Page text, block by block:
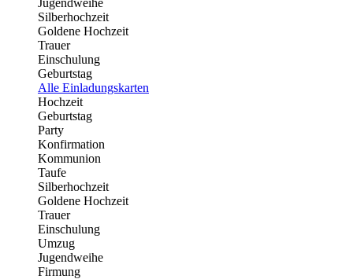
Jugendweihe
Silberhochzeit
Goldene Hochzeit
Trauer
Einschulung
Geburtstag
Alle Einladungskarten
Hochzeit
Geburtstag
Party
Konfirmation
Kommunion
Taufe
Silberhochzeit
Goldene Hochzeit
Trauer
Einschulung
Umzug
Jugendweihe
Firmung